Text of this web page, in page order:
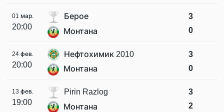
01 мар.
20:00
Берое
Монтана
3
0
24 фев.
20:00
Нефтохимик 2010
Монтана
3
0
13 фев.
19:00
Pirin Razlog
Монтана
3
2